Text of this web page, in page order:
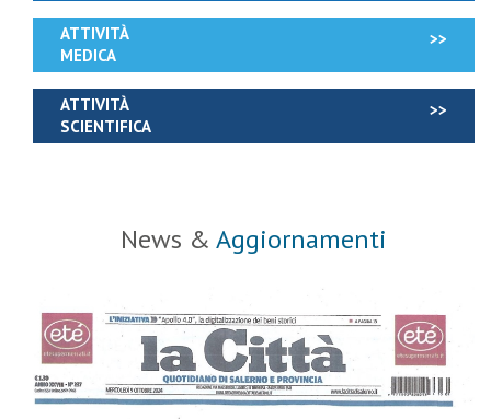
ATTIVITÀ
MEDICA
ATTIVITÀ
SCIENTIFICA
News & Aggiornamenti